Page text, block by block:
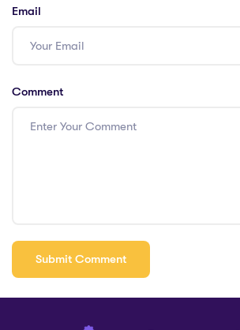
Email
Comment